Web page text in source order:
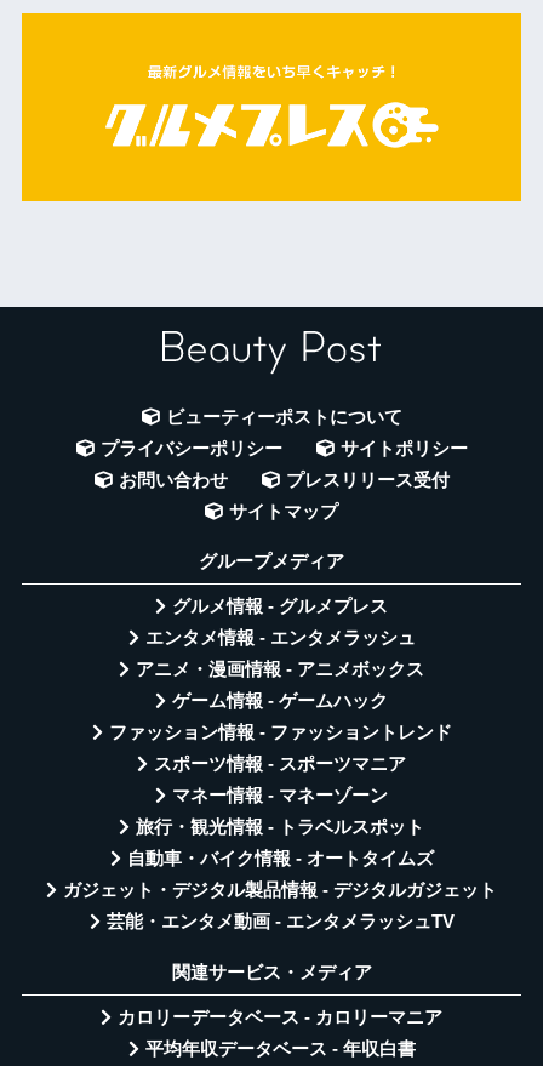
ビューティーポストについて
プライバシーポリシー
サイトポリシー
お問い合わせ
プレスリリース受付
サイトマップ
グループメディア
グルメ情報 - グルメプレス
エンタメ情報 - エンタメラッシュ
アニメ・漫画情報 - アニメボックス
ゲーム情報 - ゲームハック
ファッション情報 - ファッショントレンド
スポーツ情報 - スポーツマニア
マネー情報 - マネーゾーン
旅行・観光情報 - トラベルスポット
自動車・バイク情報 - オートタイムズ
ガジェット・デジタル製品情報 - デジタルガジェット
芸能・エンタメ動画 - エンタメラッシュTV
関連サービス・メディア
カロリーデータベース - カロリーマニア
平均年収データベース - 年収白書